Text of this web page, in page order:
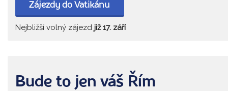
Zájezdy do Vatikánu
Nejbližší volný zájezd již 17. září
Bude to jen váš Řím